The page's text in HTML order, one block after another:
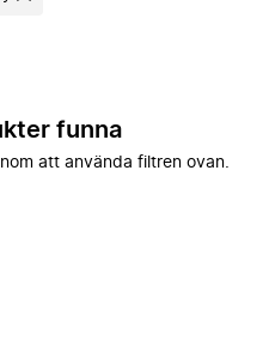
funna
att använda filtren ovan.